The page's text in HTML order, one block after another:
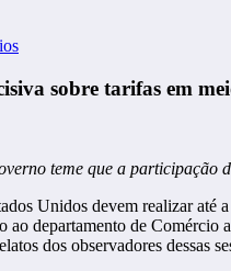
sobre tarifas em
teme que a
Unidos devem realizar
departamento de Comércio
dos observadores dessas